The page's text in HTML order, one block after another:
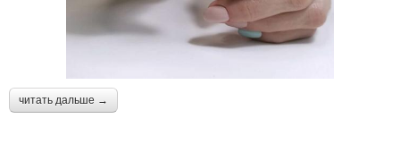
читать дальше →